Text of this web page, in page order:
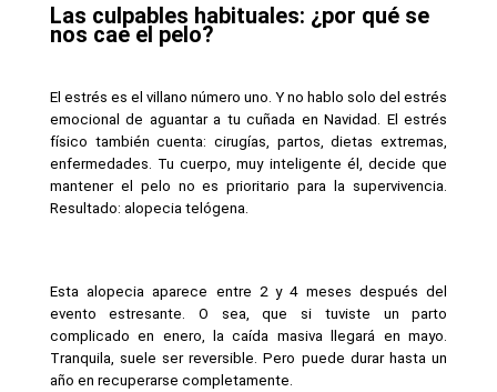
Las culpables habituales: ¿por qué se
nos cae el pelo?
El estrés es el villano número uno. Y no hablo solo del estrés
emocional de aguantar a tu cuñada en Navidad. El estrés
físico también cuenta: cirugías, partos, dietas extremas,
enfermedades. Tu cuerpo, muy inteligente él, decide que
mantener el pelo no es prioritario para la supervivencia.
Resultado: alopecia telógena.
Esta alopecia aparece entre 2 y 4 meses después del
evento estresante. O sea, que si tuviste un parto
complicado en enero, la caída masiva llegará en mayo.
Tranquila, suele ser reversible. Pero puede durar hasta un
año en recuperarse completamente.